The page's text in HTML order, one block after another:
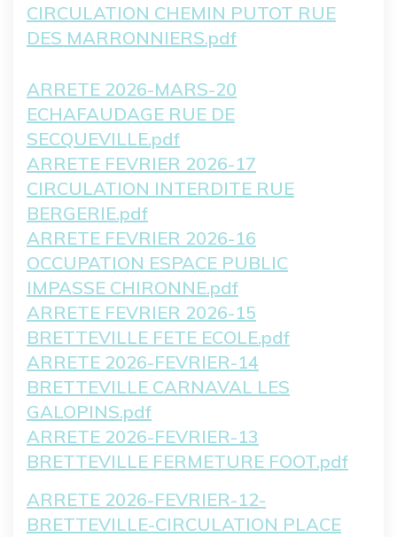
CIRCULATION CHEMIN PUTOT RUE
DES MARRONNIERS.pdf
Fichier
ARRETE 2026-MARS-20
ECHAFAUDAGE RUE DE
SECQUEVILLE.pdf
ARRETE FEVRIER 2026-17
CIRCULATION INTERDITE RUE
BERGERIE.pdf
ARRETE FEVRIER 2026-16
OCCUPATION ESPACE PUBLIC
IMPASSE CHIRONNE.pdf
ARRETE FEVRIER 2026-15
BRETTEVILLE FETE ECOLE.pdf
ARRETE 2026-FEVRIER-14
BRETTEVILLE CARNAVAL LES
GALOPINS.pdf
ARRETE 2026-FEVRIER-13
BRETTEVILLE FERMETURE FOOT.pdf
ARRETE 2026-FEVRIER-12-
BRETTEVILLE-CIRCULATION PLACE